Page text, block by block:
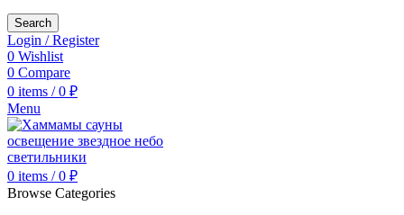
Search
Login / Register
0 Wishlist
0 Compare
0 items / 0 ₽
Menu
0 items / 0 ₽
Browse Categories